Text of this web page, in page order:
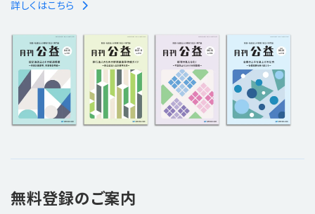
詳しくはこちら
無料登録のご案内